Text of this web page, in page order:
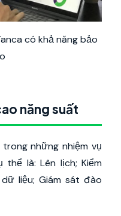
có khả năng bảo
năng suất
những nhiệm vụ
là: Lên lịch; Kiểm
liệu; Giám sát đào